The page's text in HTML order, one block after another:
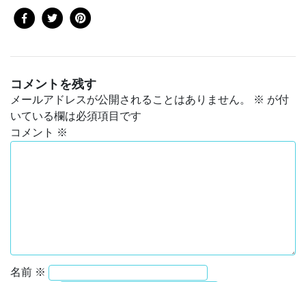
コメントを残す
メールアドレスが公開されることはありません。 ※ が付
いている欄は必須項目です
コメント ※
名前 ※